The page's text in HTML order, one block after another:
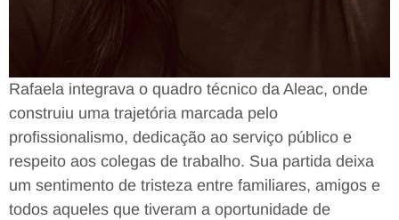
Rafaela integrava o quadro técnico da Aleac, onde
construiu uma trajetória marcada pelo
profissionalismo, dedicação ao serviço público e
respeito aos colegas de trabalho. Sua partida deixa
um sentimento de tristeza entre familiares, amigos e
todos aqueles que tiveram a oportunidade de